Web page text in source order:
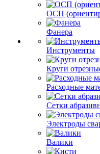
ОСП
Фанера
Инструменты
Круги
Расходные
Сетки
Электроды
Валики